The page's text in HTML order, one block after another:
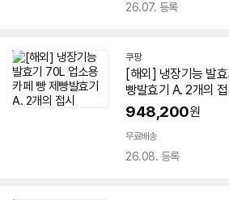
26.07. 등록
쿠팡
[해외] 냉장기능 발
빵발효기 A. 2개의 접
948,200원
무료배송
26.08. 등록